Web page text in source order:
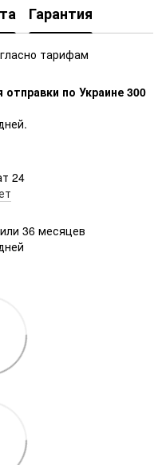
Гарантия
тарифам
по Украине 300
24
36 месяцев